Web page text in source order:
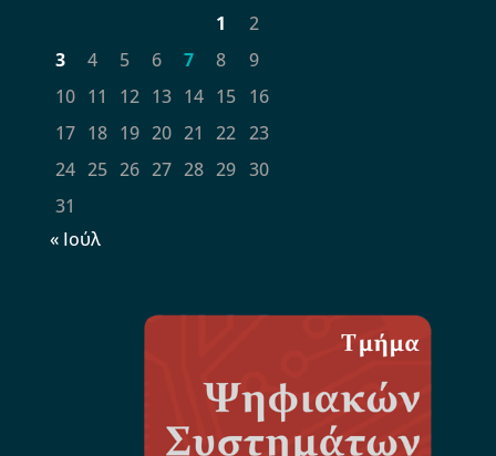
1
2
3
4 5 6 7 8
9
10 11 12 13 14 15
16
17 18 19 20 21 22 23
24 25 26 27 28 29 30
31
« Ιούλ